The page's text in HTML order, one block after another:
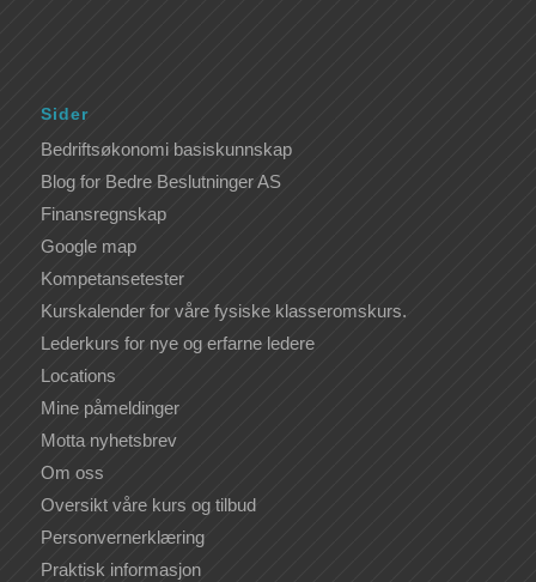
Sider
Bedriftsøkonomi basiskunnskap
Blog for Bedre Beslutninger AS
Finansregnskap
Google map
Kompetansetester
Kurskalender for våre fysiske klasseromskurs.
Lederkurs for nye og erfarne ledere
Locations
Mine påmeldinger
Motta nyhetsbrev
Om oss
Oversikt våre kurs og tilbud
Personvernerklæring
Praktisk informasjon